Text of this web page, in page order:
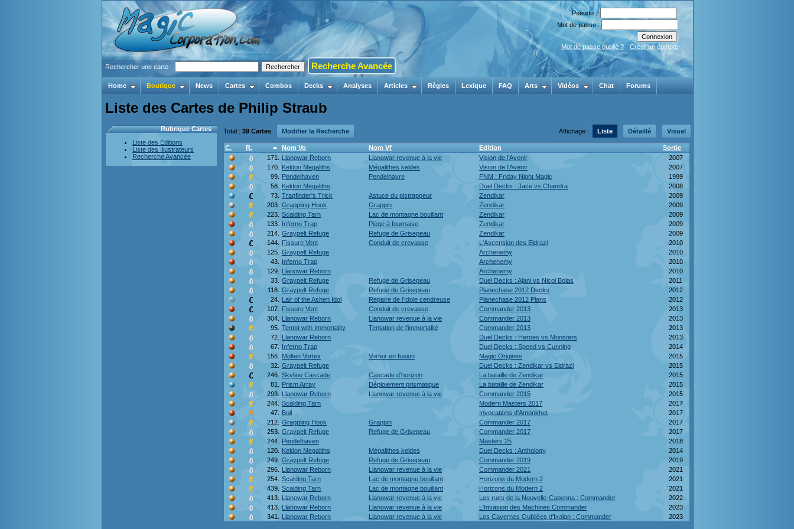
Pseudo :
Mot de passe :
Mot de passe oublié ? - Créer un compte
Rechercher une carte : Recherche Avancée
Home Boutique News Cartes Combos Decks Analyses Articles Règles Lexique FAQ Arts Vidéos Chat Forums
Liste des Cartes de Philip Straub
Rubrique Cartes
Liste des Editions
Liste des Illustrateurs
Recherche Avancée
Total : 39 Cartes Modifier la Recherche Affichage : Liste Détaillé Visuel
C. R. Nom Vo Nom Vf Edition
Sortie
171.
Llanowar Reborn Llanowar revenue à la vie Vision de l'Avenir
2007
170.
Keldon Megaliths Mégalithes keldes Vision de l'Avenir
2007
99.
Pendelhaven Pendelhavre FNM : Friday Night Magic
1999
58.
Keldon Megaliths Duel Decks : Jace vs Chandra
2008
73. Trapfinder's Trick Astuce du pistrappeur Zendikar
2009
203. Grappling Hook Grappin Zendikar
2009
223. Scalding Tarn Lac de montagne bouillant Zendikar
2009
133.
Inferno Trap Piège à fournaise Zendikar
2009
214. Graypelt Refuge Refuge de Grisepeau Zendikar
2009
144.
Fissure Vent Conduit de crevasse L'Ascension des Eldrazi
2010
125. Graypelt Refuge Archenemy
2010
43.
Inferno Trap Archenemy
2010
129.
Llanowar Reborn Archenemy
2010
33. Graypelt Refuge Refuge de Grisepeau Duel Decks : Ajani vs Nicol Bolas
2011
118. Graypelt Refuge Refuge de Grisepeau Planechase 2012 Decks
2012
24.
Lair of the Ashen Idol Repaire de l'Idole cendreuse Planechase 2012 Plans
2012
107.
Fissure Vent Conduit de crevasse Commander 2013
2013
304.
Llanowar Reborn Llanowar revenue à la vie Commander 2013
2013
95. Tempt with Immortality Tentation de l'immortalité Commander 2013
2013
72.
Llanowar Reborn Duel Decks : Heroes vs Monsters
2013
67.
Inferno Trap Duel Decks : Speed vs Cunning
2014
156.
Molten Vortex Vortex en fusion Magic Origines
2015
32. Graypelt Refuge Duel Decks : Zendikar vs Eldrazi
2015
246. Skyline Cascade Cascade d'horizon La bataille de Zendikar
2015
81.
Prism Array Déploiement prismatique La bataille de Zendikar
2015
293.
Llanowar Reborn Llanowar revenue à la vie Commander 2015
2015
244. Scalding Tarn Modern Masters 2017
2017
47.
Boil Invocations d'Amonkhet
2017
212. Grappling Hook Grappin Commander 2017
2017
253. Graypelt Refuge Refuge de Grisepeau Commander 2017
2017
244.
Pendelhaven Masters 25
2018
120.
Keldon Megaliths Mégalithes keldes Duel Decks : Anthology
2014
249. Graypelt Refuge Refuge de Grisepeau Commander 2019
2019
296.
Llanowar Reborn Llanowar revenue à la vie Commander 2021
2021
254. Scalding Tarn Lac de montagne bouillant Horizons du Modern 2
2021
439. Scalding Tarn Lac de montagne bouillant Horizons du Modern 2
2021
413. Llanowar Reborn Llanowar revenue à la vie Les rues de la Nouvelle-Capenna : Commander
2022
413. Llanowar Reborn Llanowar revenue à la vie L'Invasion des Machines Commander
2023
341.
Llanowar Reborn Llanowar revenue à la vie Les Cavernes Oubliées d'Ixalan : Commander 2023